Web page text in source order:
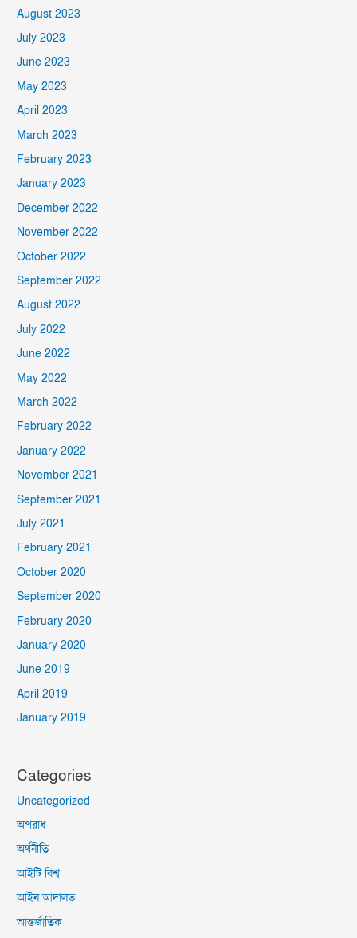
August 2023
July 2023
June 2023
May 2023
April 2023
March 2023
February 2023
January 2023
December 2022
November 2022
October 2022
September 2022
August 2022
July 2022
June 2022
May 2022
March 2022
February 2022
January 2022
November 2021
September 2021
July 2021
February 2021
October 2020
September 2020
February 2020
January 2020
June 2019
April 2019
January 2019
Categories
Uncategorized
অপরাধ
অর্থনীতি
আইটি বিশ্ব
আইন আদালত
আন্তর্জাতিক